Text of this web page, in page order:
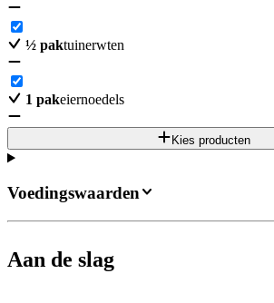
½ paktuinerwten
1 pakeiernoedels
Kies producten
Aan de slag
Voedingswaarden